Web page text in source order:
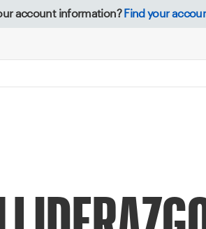
account information? Find your